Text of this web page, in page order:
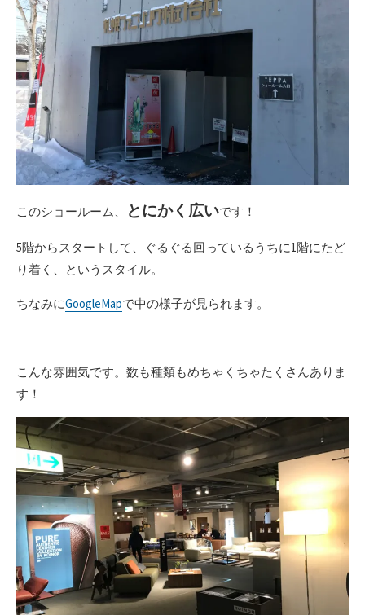
このショールーム、 とにかく広いです！
5階からスタートして、ぐるぐる回っているうちに1階にたど
り着く、というスタイル。
ちなみにGoogleMapで中の様子が見られます。
こんな雰囲気です。数も種類もめちゃくちゃたくさんありま
す！